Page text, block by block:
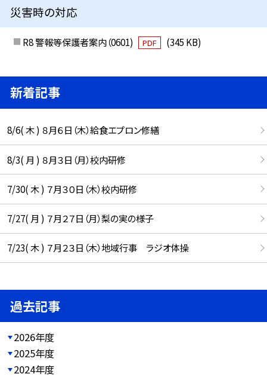
災害時の対応
R8 警報等保護者案内（0601) PDF (345 KB)
新着記事
8/6( 木 ) ８月６日（木）給食エプロン修繕
8/3( 月 ) ８月３日（月）校内研修
7/30( 木 ) ７月３０日（木）校内研修
7/27( 月 ) ７月２７日（月）梨の実の様子
7/23( 木 ) ７月２３日（木）地域行事 ラジオ体操
過去記事
2026年度
2025年度
2024年度